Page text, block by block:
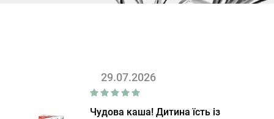
29.07.2026
Чудова каша! Дитина їсть із